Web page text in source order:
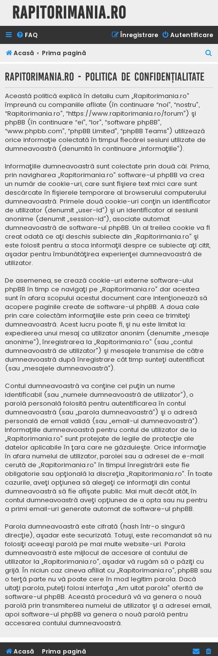
Rapitorimania.ro
FAQ Autentificare
Înregistrare
Acasă Prima pagină
t
Rapitorimania.ro - Politica de confidenţialitate
Această politică explică în detaliu cum „Rapitorimania.ro”
împreună cu companiile afliate (în continuare “noi”, “nostru”,
“Rapitorimania.ro”, “https://www.rapitorimania.ro/forum”) şi
phpBB (în continuare “ei”, “lor”, “software phpBB”,
“www.phpbb.com”, “phpBB Limited”, “phpBB Teams”) utilizează
orice informaţie colectată în timpul fiecărei sesiuni utilizate de
dumneavoastră (denumită în continuare „informaţiile”).
Informaţiile dumneavoastră sunt colectate prin două căi. Prima,
prin navigharea „Rapitorimania.ro” software-ul phpBB va crea
un număr de cookie-uri, care sunt fişiere text mici care sunt
descărcate în fişierele temporare al browserului computerului
dumneavoastră. Primele două cookie-uri conţin un identificator
de utilizator (denumit „user-id”) şi un identificator al sesiunii
anonime (denumit „session-id”), asociate automat
dumneavoastră de software-ul phpBB. Un al treilea cookie va fi
creat odată ce aţi deschis subiecte din „Rapitorimania.ro” şi
este folosit pentru a stoca informaţii despre ce subiecte aţi citit,
aşadar pentru îmbunătăţirea experienţei dumneavoastră de
utilizator.
De asemenea, se crează cookie-uri externe software-ului
phpBB în timp ce navigaţi pe „Rapitorimania.ro” dar acestea
sunt în afara scopului acestui document care intenţionează să
acopere paginile create de software-ul phpBB. A doua cale
prin care colectăm informaţiile este prin ceea ce trimiteţi
dumneavoastră. Acest lucru poate fi, şi nu este limitat la:
expedierea unui mesaj ca utilizator anonim (denumite „mesaje
anonime”), înregistrarea la „Rapitorimania.ro” (sau „contul
dumneavoastră de utilizator”) şi mesajele transmise de către
dumneavoastră după înregistrare cât timp sunteţi autentificat
(sau „mesajele dumneavoastră”).
Contul dumneavoastră va conţine cel puţin un nume
identificabil (sau „numele dumneavoastră de utilizator”), o
parolă personală folosită pentru autentificarea în contul
dumneavoastră (sau „parola dumneavoastră”) şi o adresă
personală de email validă (sau „email-ul dumneavoastră”).
Informaţiile dumneavoastră pentru contul de utilizator de la
„Rapitorimania.ro” sunt protejate de legile de protecţie ale
datelor aplicabile în ţara care ne găzduieşte. Orice informaţie
în afara numelui de utilizator, parolei sau a adresei de e-mail
cerută de „Rapitorimania.ro” în timpul înregistrării este fie
obligatorie sau opţională la discreţia „Rapitorimania.ro”. În toate
cazurile, aveţi opţiunea să alegeţi ce informaţii din contul
dumneavoastră să fie afişate public. Mai mult decât atât, în
contul dumneavoastră aveţi opţiunea de a opta sau nu pentru
a primi email-uri generate automat de software-ul phpBB.
Parola dumneavoastră este cifrată (hash într-o singură
direcţie), aşadar este securizată. Totuşi, este recomandat să nu
folosiţi aceeaşi parolă pe mai multe website-uri. Parola
dumneavoastră este mijlocul de accesare al contului de
utilizator la „Rapitorimania.ro”, aşadar vă rugăm să o păziţi cu
grijă. În niciun caz cineva afiliat cu „Rapitorimania.ro”, phpBB sau
o terţă parte nu vă poate cere în mod legitim parola. Dacă
uitaţi parola, puteţi folosi interfaţa „Am uitat parola” oferită de
software-ul phpBB. Această procedură vă va genera o nouă
parolă prin transmiterea numelui de utilizator şi a adresei email,
apoi software-ul phpBB va genera o nouă parolă pentru
accesarea contului dumneavoastră.
Acasă Prima pagină